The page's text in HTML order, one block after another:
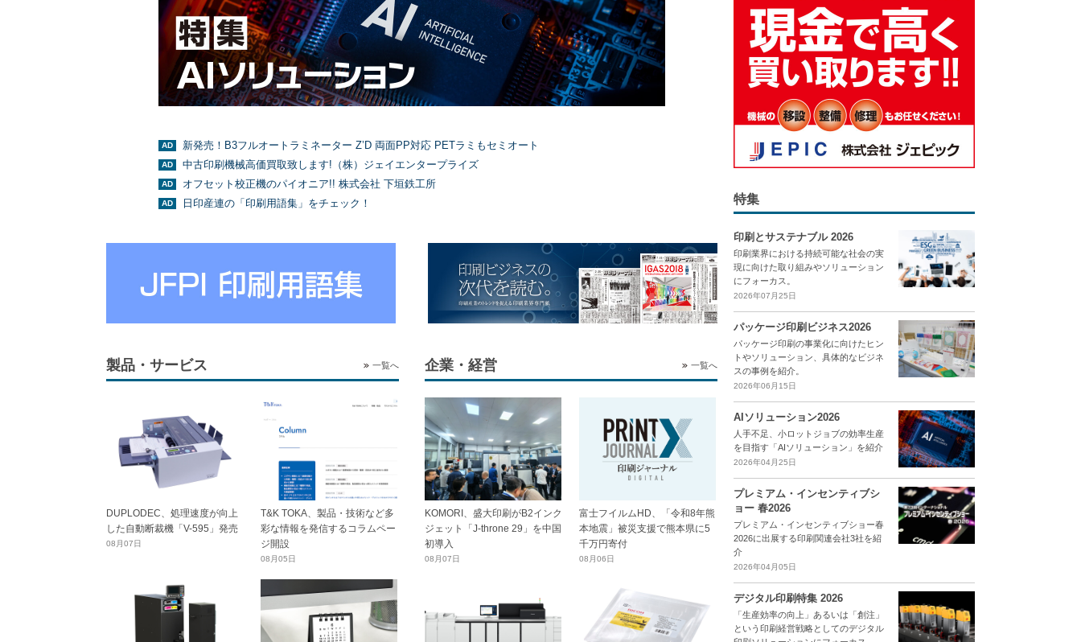
新発売！B3フルオートラミネーター Z’D 両面PP対応 PETラミもセミオート
中古印刷機械高価買取致します!（株）ジェイエンタープライズ
オフセット校正機のパイオニア!! 株式会社 下垣鉄工所
日印産連の「印刷用語集」をチェック！
製品・サービス 一覧へ
DUPLODEC、処理速度が向上
した自動断裁機「V-595」発売
08月07日
T&K TOKA、製品・技術など多
彩な情報を発信するコラムペー
ジ開設
08月05日
企業・経営 一覧へ
KOMORI、盛大印刷がB2インク
ジェット「J-throne 29」を中国
初導入
08月07日
富士フイルムHD、「令和8年熊
本地震」被災支援で熊本県に5
千万円寄付
08月06日
特集
印刷とサステナブル 2026
印刷業界における持続可能な社会の実
現に向けた取り組みやソリューション
にフォーカス。
2026年07月25日
パッケージ印刷ビジネス2026
パッケージ印刷の事業化に向けたヒン
トやソリューション、具体的なビジネ
スの事例を紹介。
2026年06月15日
AIソリューション2026
人手不足、小ロットジョブの効率生産
を目指す「AIソリューション」を紹介
2026年04月25日
プレミアム・インセンティブシ
ョー 春2026
プレミアム・インセンティブショー春
2026に出展する印刷関連会社3社を紹
介
2026年04月05日
デジタル印刷特集 2026
「生産効率の向上」あるいは「創注」
という印刷経営戦略としてのデジタル